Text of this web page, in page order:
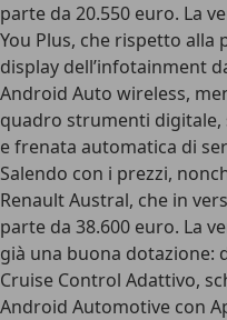
parte da 20.550 euro. La
You Plus, che rispetto alla
display dell’infotainment
Android Auto wireless,
quadro strumenti
e frenata automatica di
Salendo con i prezzi,
Renault Austral, che in
parte da 38.600 euro. La
già una buona dotazione:
Cruise Control Adattivo,
Android Automotive con